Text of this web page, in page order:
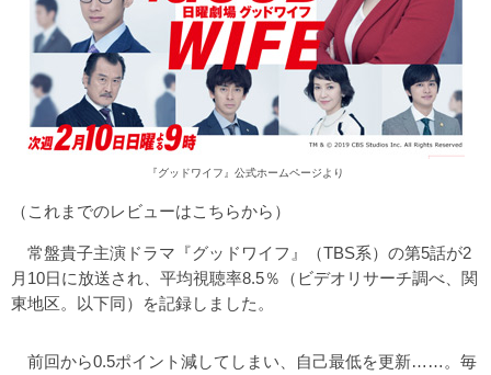
『グッドワイフ』公式ホームページより
（これまでのレビューはこちらから ）
常盤貴子主演ドラマ『グッドワイフ』（TBS系）の第5話が2
月10日に放送され、平均視聴率8.5％（ビデオリサーチ調べ、関
東地区。以下同）を記録しました。
前回から0.5ポイント減してしまい、自己最低を更新……。毎